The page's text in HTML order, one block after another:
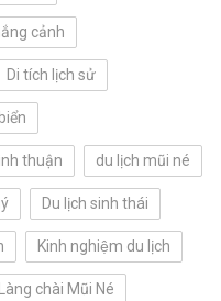
cảnh
Di tích lịch sử
thuận du lịch mũi né
Du lịch sinh thái
Kinh nghiệm du lịch
Làng chài Mũi Né